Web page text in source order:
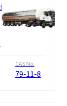
CAS No.
79-11-8